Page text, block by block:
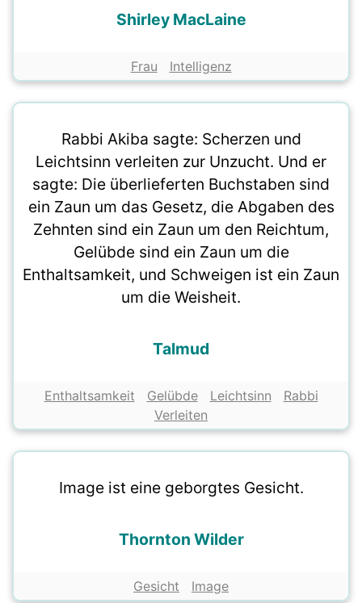
Shirley MacLaine
Frau Intelligenz
Rabbi Akiba sagte: Scherzen und
Leichtsinn verleiten zur Unzucht. Und er
sagte: Die überlieferten Buchstaben sind
ein Zaun um das Gesetz, die Abgaben des
Zehnten sind ein Zaun um den Reichtum,
Gelübde sind ein Zaun um die
Enthaltsamkeit, und Schweigen ist ein Zaun
um die Weisheit.
Talmud
Enthaltsamkeit Gelübde Leichtsinn
Rabbi
Verleiten
Image ist eine geborgtes Gesicht.
Thornton Wilder
Gesicht Image